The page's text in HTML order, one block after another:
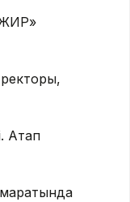
ректоры,
Атап